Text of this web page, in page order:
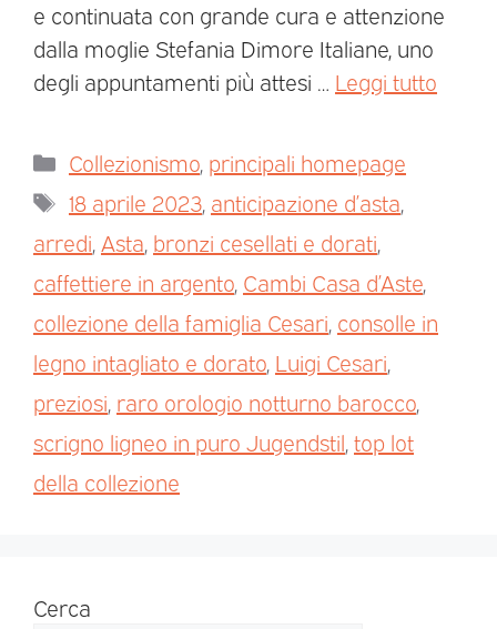
e continuata con grande cura e attenzione
dalla moglie Stefania Dimore Italiane, uno
degli appuntamenti più attesi … Leggi tutto
Collezionismo principali homepage
18 aprile 2023 anticipazione d’asta
arredi Asta bronzi cesellati e dorati
caffettiere in argento Cambi Casa d’Aste
collezione della famiglia Cesari consolle in
legno intagliato e dorato Luigi Cesari
preziosi raro orologio notturno barocco
scrigno ligneo in puro Jugendstil top lot
della collezione
Cerca